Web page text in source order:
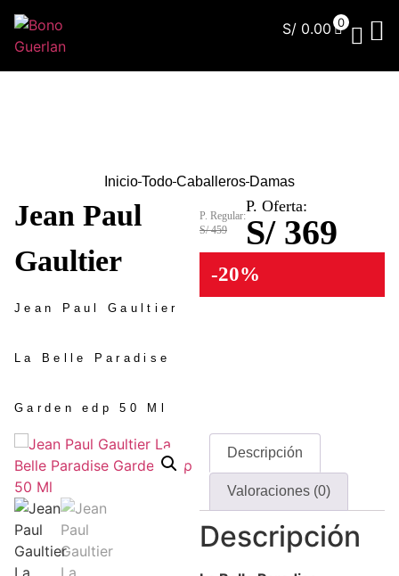
S/ 0.00 0
Inicio Todo Caballeros Damas
Jean Paul
Gaultier
Jean Paul Gaultier
La Belle Paradise
Garden edp 50 Ml
P. Regular:
S/ 459
P. Oferta:
S/ 369
-20%
Descripción
Valoraciones (0)
Descripción